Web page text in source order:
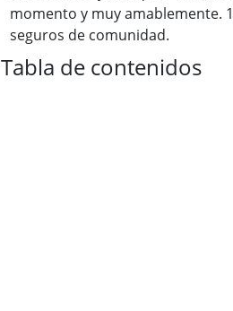
momento y muy amablemente.
seguros de comunidad.
Tabla de contenidos